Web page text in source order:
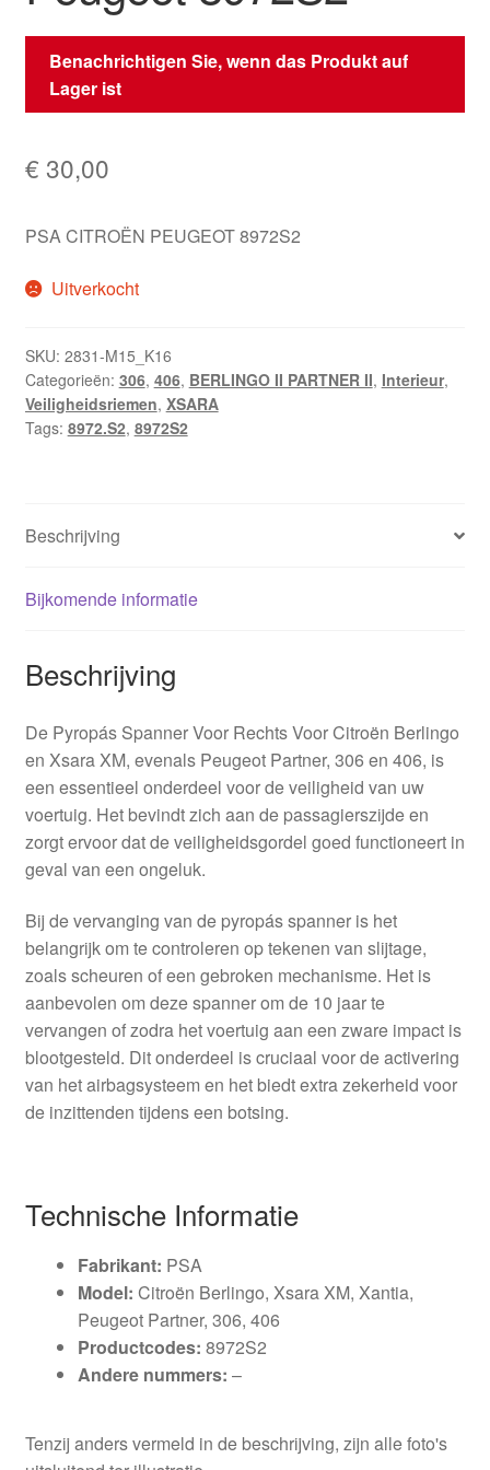
Benachrichtigen Sie, wenn das Produkt auf
Lager ist
€ 30,00
PSA CITROËN PEUGEOT 8972S2
Uitverkocht
SKU: 2831-M15_K16
Categorieën: 306, 406, BERLINGO II PARTNER II, Interieur,
Veiligheidsriemen, XSARA
Tags: 8972.S2, 8972S2
Beschrijving
Bijkomende informatie
Beschrijving
De Pyropás Spanner Voor Rechts Voor Citroën Berlingo
en Xsara XM, evenals Peugeot Partner, 306 en 406, is
een essentieel onderdeel voor de veiligheid van uw
voertuig. Het bevindt zich aan de passagierszijde en
zorgt ervoor dat de veiligheidsgordel goed functioneert in
geval van een ongeluk.
Bij de vervanging van de pyropás spanner is het
belangrijk om te controleren op tekenen van slijtage,
zoals scheuren of een gebroken mechanisme. Het is
aanbevolen om deze spanner om de 10 jaar te
vervangen of zodra het voertuig aan een zware impact is
blootgesteld. Dit onderdeel is cruciaal voor de activering
van het airbagsysteem en het biedt extra zekerheid voor
de inzittenden tijdens een botsing.
Technische Informatie
Fabrikant: PSA
Model: Citroën Berlingo, Xsara XM, Xantia,
Peugeot Partner, 306, 406
Productcodes: 8972S2
Andere nummers: –
Tenzij anders vermeld in de beschrijving, zijn alle foto's